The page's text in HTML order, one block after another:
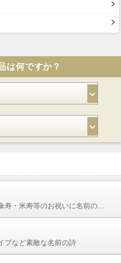
は何ですか？
プなど素敵な名前の詩